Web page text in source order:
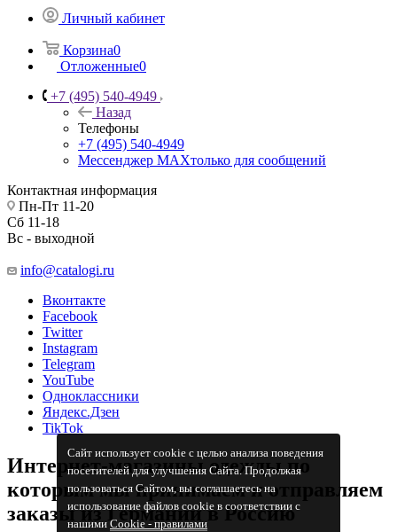
Сайт использует cookie с целью анализа поведения
посетителей для улучшения Сайта. Продолжая
пользоваться Сайтом, вы соглашаетесь на
использование файлов cookie в соответствии с
нашимиCookiе - правилами
Личный кабинет
Корзина0
Отложенные0
+7 (495) 540-4949
Назад
Телефоны
+7 (495) 540-4949
Мессенджер МАХтолько для сообщений
Контактная информация
Пн-Пт 11-20
Сб 11-18
Вс - выходной
info@catalogi.ru
Вконтакте
Facebook
Twitter
Instagram
Telegram
YouTube
Одноклассники
Яндекс.Дзен
TikTok
Интернет-магазины одежды по
которым мы принимаем и отправляем
заказы из Германии в Россию